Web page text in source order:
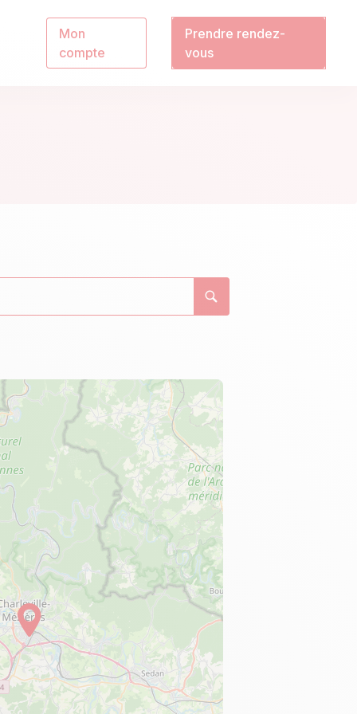
Mon
compte
Prendre rendez-
vous